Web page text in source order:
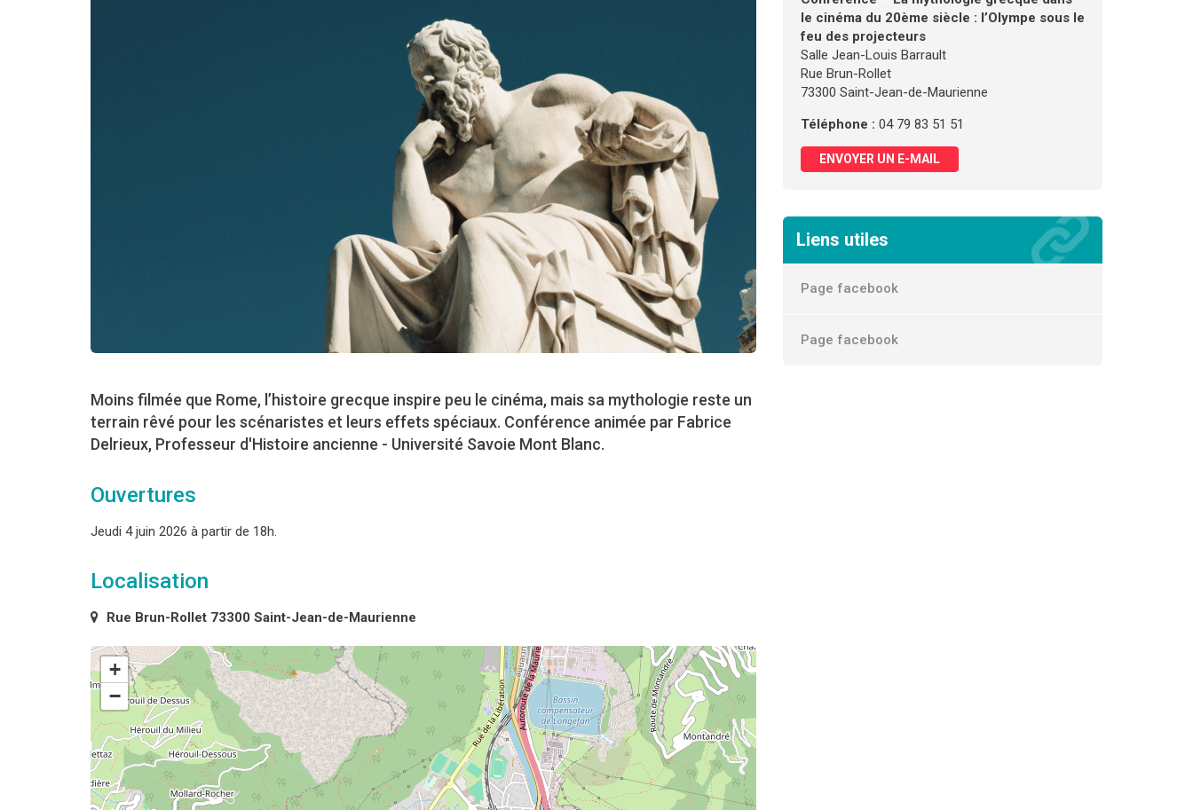
Moins filmée que Rome, l’histoire grecque inspire peu le cinéma, mais sa mythologie reste un
terrain rêvé pour les scénaristes et leurs effets spéciaux. Conférence animée par Fabrice
Delrieux, Professeur d'Histoire ancienne - Université Savoie Mont Blanc.
Ouvertures
Jeudi 4 juin 2026 à partir de 18h.
Localisation
Rue Brun-Rollet 73300 Saint-Jean-de-Maurienne
+
−
le cinéma du 20ème siècle : l’Olympe sous le
feu des projecteurs
Salle Jean-Louis Barrault
Rue Brun-Rollet
73300 Saint-Jean-de-Maurienne
Téléphone : 04 79 83 51 51
ENVOYER UN E-MAIL
Liens utiles
Page facebook
Page facebook